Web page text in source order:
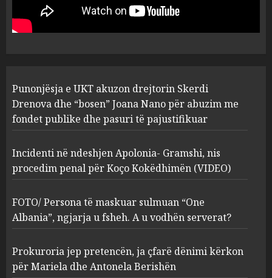
1
“bosen” Joana Nano për
abuzim me fondet publike dhe
pasuri të pajustifikuar
2
Apolonia- Gramshi, nis
procedim penal për Koço
Kokëdhimën (VIDEO)
MARCH 27, 2025
3
FOTO/ Persona të maskuar
sulmuan “One Albania”,
ngjarja u fsheh. A u vodhën
serverat?
Prokuroria jep pretencën, ja
Punonjësja e UKT akuzon drejtorin Skerdi
Drenova dhe “bosen” Joana Nano për abuzim me
fondet publike dhe pasuri të pajustifikuar
Incidenti në ndeshjen Apolonia- Gramshi, nis
procedim penal për Koço Kokëdhimën (VIDEO)
FOTO/ Persona të maskuar sulmuan “One
Albania”, ngjarja u fsheh. A u vodhën serverat?
Prokuroria jep pretencën, ja çfarë dënimi kërkon
për Mariela dhe Antonela Berishën